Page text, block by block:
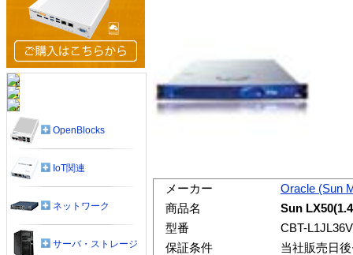
メーカー
Oracle (Sun
商品名
Sun
型番
CBT-
保証条件
当社販売日
OpenBlocks
IoT関連
ネットワーク
サーバ・ストレージ